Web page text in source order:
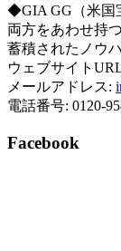
◆GIA GG（米国
両方をあわせ持
蓄積されたノウ
ウェブサイト
メールアドレス:
電話番号: 0120-
Facebook